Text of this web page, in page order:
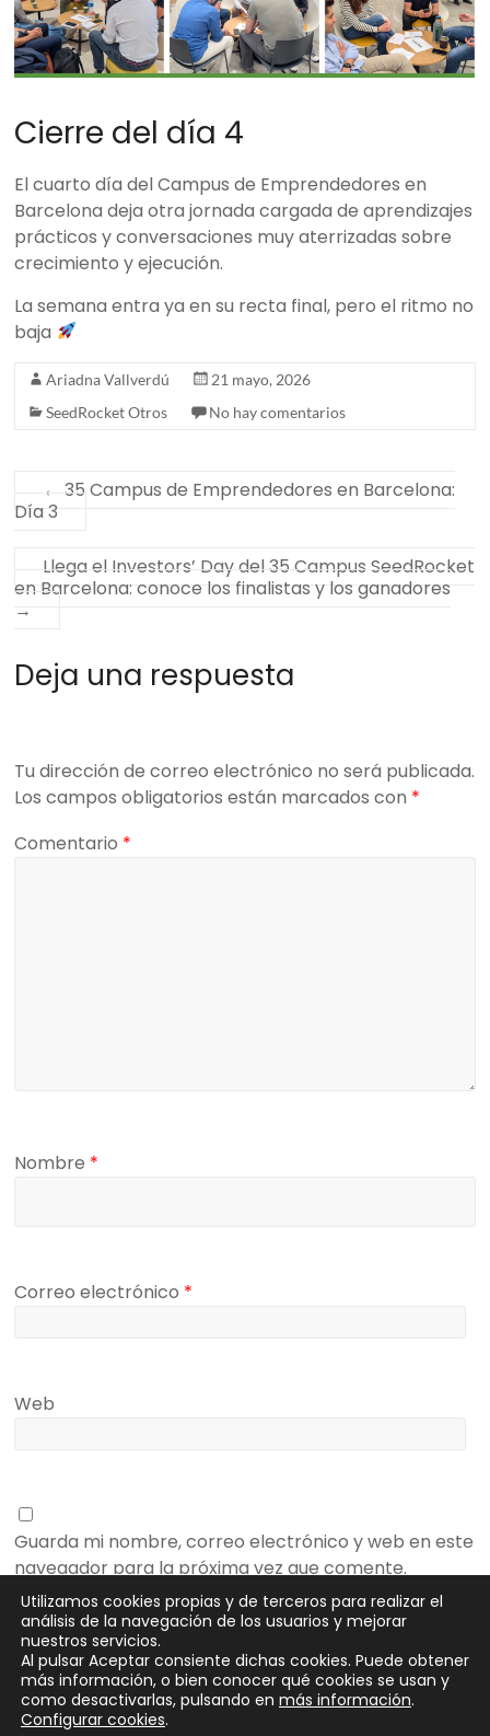
Cierre del día 4
El cuarto día del Campus de Emprendedores en
Barcelona deja otra jornada cargada de aprendizajes
prácticos y conversaciones muy aterrizadas sobre
crecimiento y ejecución.
La semana entra ya en su recta final, pero el ritmo no
baja
Ariadna Vallverdú
21 mayo, 2026
SeedRocket Otros
No hay comentarios
←
35 Campus de Emprendedores en Barcelona:
Día 3
Llega el Investors’ Day del 35 Campus SeedRocket
en Barcelona: conoce los finalistas y los ganadores
→
Deja una respuesta
Tu dirección de correo electrónico no será publicada.
Los campos obligatorios están marcados con *
Comentario *
Nombre *
Correo electrónico *
Web
Guarda mi nombre, correo electrónico y web en este
navegador para la próxima vez que comente.
Utilizamos cookies propias y de terceros para realizar el
análisis de la navegación de los usuarios y mejorar
nuestros servicios.
Al pulsar Aceptar consiente dichas cookies. Puede obtener
más información, o bien conocer qué cookies se usan y
como desactivarlas, pulsando en más información.
Configurar cookies.